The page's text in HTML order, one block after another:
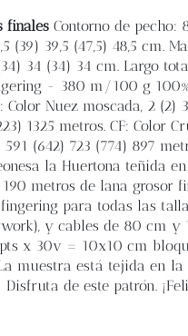
finalesContorno de pecho:
(39) 39,5 (47,5) 48,5 cm.
34 (34) 34 cm. Largo
- 380 m/100 g
Nuez moscada, 2
1325 metros. CF: Color
(642) 723 (774) 897
la Huertona teñida
metros de lana grosor
para todas las
y cables de 80 cm y
x 30v = 10x10 cm
muestra está tejida en
de este patrón.